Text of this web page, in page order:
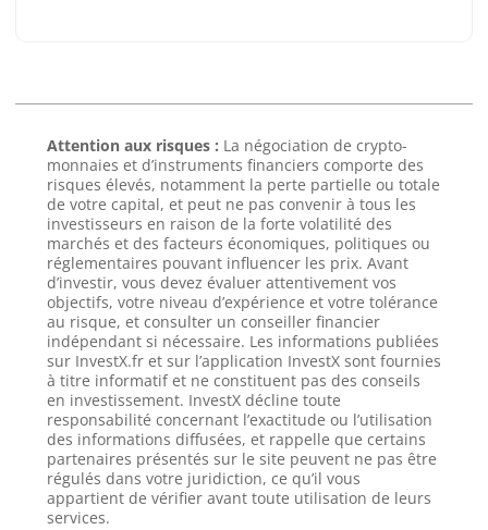
Attention aux risques : La négociation de crypto-
monnaies et d’instruments financiers comporte des
risques élevés, notamment la perte partielle ou totale
de votre capital, et peut ne pas convenir à tous les
investisseurs en raison de la forte volatilité des
marchés et des facteurs économiques, politiques ou
réglementaires pouvant influencer les prix. Avant
d’investir, vous devez évaluer attentivement vos
objectifs, votre niveau d’expérience et votre tolérance
au risque, et consulter un conseiller financier
indépendant si nécessaire. Les informations publiées
sur InvestX.fr et sur l’application InvestX sont fournies
à titre informatif et ne constituent pas des conseils
en investissement. InvestX décline toute
responsabilité concernant l’exactitude ou l’utilisation
des informations diffusées, et rappelle que certains
partenaires présentés sur le site peuvent ne pas être
régulés dans votre juridiction, ce qu’il vous
appartient de vérifier avant toute utilisation de leurs
services.